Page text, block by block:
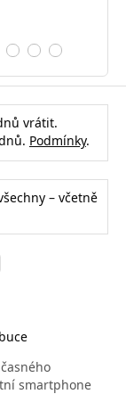
vrátit.
Podmínky.
– včetně
smartphone